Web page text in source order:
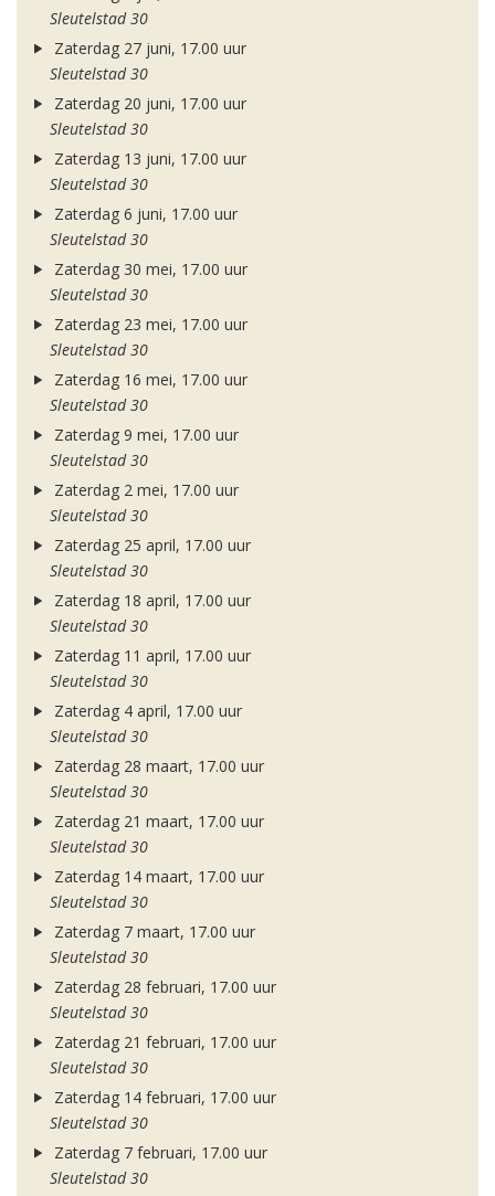
Sleutelstad 30
Zaterdag 27 juni, 17.00 uur
Sleutelstad 30
Zaterdag 20 juni, 17.00 uur
Sleutelstad 30
Zaterdag 13 juni, 17.00 uur
Sleutelstad 30
Zaterdag 6 juni, 17.00 uur
Sleutelstad 30
Zaterdag 30 mei, 17.00 uur
Sleutelstad 30
Zaterdag 23 mei, 17.00 uur
Sleutelstad 30
Zaterdag 16 mei, 17.00 uur
Sleutelstad 30
Zaterdag 9 mei, 17.00 uur
Sleutelstad 30
Zaterdag 2 mei, 17.00 uur
Sleutelstad 30
Zaterdag 25 april, 17.00 uur
Sleutelstad 30
Zaterdag 18 april, 17.00 uur
Sleutelstad 30
Zaterdag 11 april, 17.00 uur
Sleutelstad 30
Zaterdag 4 april, 17.00 uur
Sleutelstad 30
Zaterdag 28 maart, 17.00 uur
Sleutelstad 30
Zaterdag 21 maart, 17.00 uur
Sleutelstad 30
Zaterdag 14 maart, 17.00 uur
Sleutelstad 30
Zaterdag 7 maart, 17.00 uur
Sleutelstad 30
Zaterdag 28 februari, 17.00 uur
Sleutelstad 30
Zaterdag 21 februari, 17.00 uur
Sleutelstad 30
Zaterdag 14 februari, 17.00 uur
Sleutelstad 30
Zaterdag 7 februari, 17.00 uur
Sleutelstad 30